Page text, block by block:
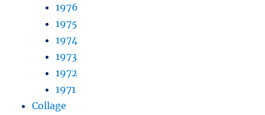
1976
1975
1974
1973
1972
1971
Collage